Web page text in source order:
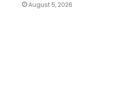
August 5, 2026